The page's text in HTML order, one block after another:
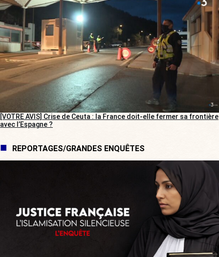
[VOTRE AVIS] Crise de Ceuta : la France doit-elle fermer sa frontière
avec l’Espagne ?
REPORTAGES/GRANDES ENQUÊTES